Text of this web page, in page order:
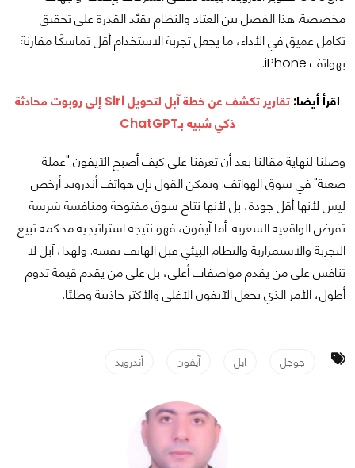
مخصصة. هذا الفصل بين العتاد والنظام يقيّد القدرة على تحقيق
تكامل عميق في الأداء، ما يجعل تجربة الاستخدام أقل تماسكًا مقارنة
بهواتف iPhone.
اقرأ أيضا:
تقارير تكشف عن خطة آبل لتحويل Siri إلى روبوت محادثة
ذكي شبيه بـChatGPT
وصلنا لنهاية مقالنا بعد أن تعرفنا على كيف أصبح الآيفون "عملة
صعبة" في سوق الهواتف. ويمكن القول بإن هواتف أندرويد أرخص
ليس لأنها أقل جودة، بل لأنها نتاج سوق مفتوحة ومنافسة شرسة
تفرض الواقعية السعرية. أما آيفون، فهو نتيجة استراتيجية محكمة تبيع
التجربة والاستمرارية والنظام البيئي قبل الهاتف نفسه. ولهذا، آبل لا
تنافس على من يقدم مواصفات أعلى، بل على من يقدم قيمة تدوم
أطول، الأمر الذي يجعل الآيفون الأغلى والأكثر جاذبية وطلبًا.
جوجل ابل آيفون أندرويد